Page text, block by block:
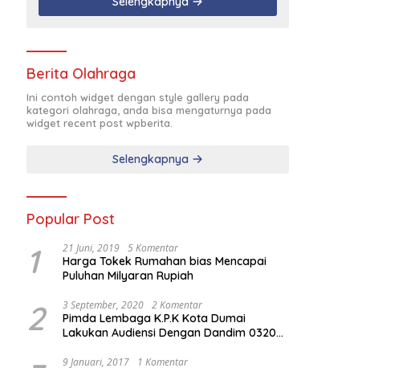
Berita Olahraga
Ini contoh widget dengan style gallery pada
kategori olahraga, anda bisa mengaturnya pada
widget recent post wpberita.
Selengkapnya
Popular Post
1 21 Juni, 2019 5 Komentar
Harga Tokek Rumahan bias Mencapai
Puluhan Milyaran Rupiah
2 3 September, 2020 2 Komentar
Pimda Lembaga K.P.K Kota Dumai
Lakukan Audiensi Dengan Dandim 0320
9 Januari, 2017 1 Komentar